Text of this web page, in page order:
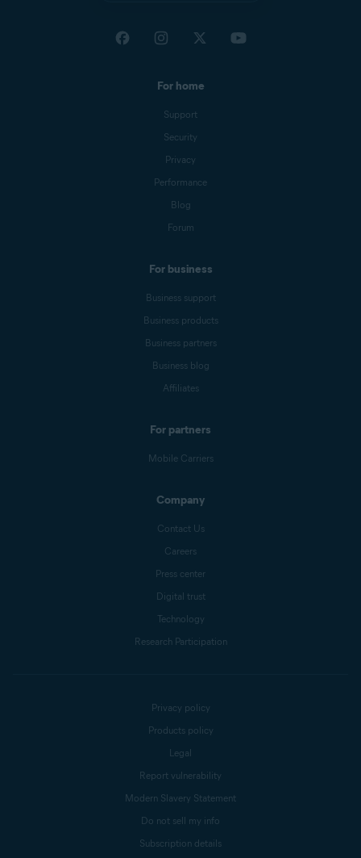
For home
Support
Security
Privacy
Performance
Blog
Forum
For business
Business support
Business products
Business partners
Business blog
Affiliates
For partners
Mobile Carriers
Company
Contact Us
Careers
Press center
Digital trust
Technology
Research Participation
Privacy policy
Products policy
Legal
Report vulnerability
Modern Slavery Statement
Do not sell my info
Subscription details